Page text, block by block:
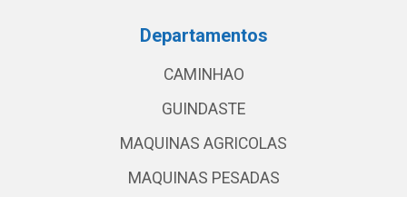
Departamentos
CAMINHAO
GUINDASTE
MAQUINAS AGRICOLAS
MAQUINAS PESADAS